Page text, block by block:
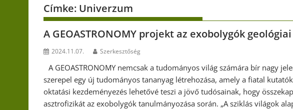
Címke: Univerzum
A GEOASTRONOMY projekt az exobolygók
2024.11.07. Szerkesztőség
A GEOASTRONOMY nemcsak a tudományos világ számára bír nagy
szerepel egy új tudományos tananyag létrehozása, amely a fiatal
oktatási kezdeményezés lehetővé teszi a jövő tudósainak, hogy
asztrofizikát az exobolygók tanulmányozása során. „A sziklás világok